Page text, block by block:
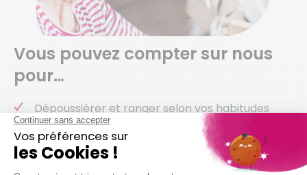
Vous pouvez compter sur nous
pour…
Dépoussiérer et ranger selon vos habitudes
Nettoyer vos sols (carrelage, parquet,
moquette, etc.)
Entretenir votre salle de bain